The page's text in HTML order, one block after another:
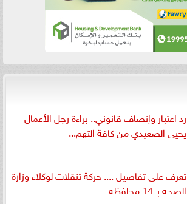
رد اعتبار وإنصاف قانوني.. براءة رجل الأعمال
يحيى الصعيدي من كافة التهم...
تعرف على تفاصيل .... حركة تنقلات لوكلاء وزارة
الصحه بـ 14 محافظه